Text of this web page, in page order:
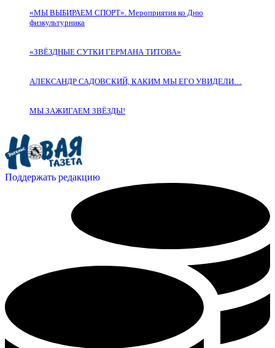
«МЫ ВЫБИРАЕМ СПОРТ». Мероприятия ко Дню
физкультурника
«ЗВЁЗДНЫЕ СУТКИ ГЕРМАНА ТИТОВА»
АЛЕКСАНДР САДОВСКИЙ, КАКИМ МЫ ЕГО УВИДЕЛИ…
МЫ ЗАЖИГАЕМ ЗВЁЗДЫ!
Поддержать редакцию